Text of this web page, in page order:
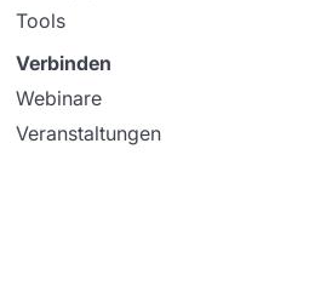
Tools
Verbinden
Webinare
Veranstaltungen